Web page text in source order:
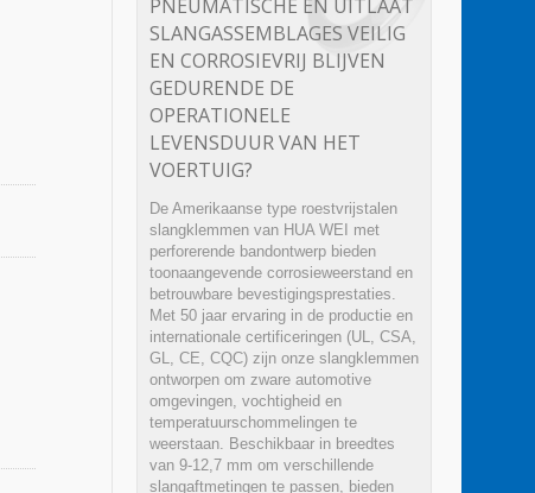
PNEUMATISCHE EN UITLAAT
SLANGASSEMBLAGES VEILIG
EN CORROSIEVRIJ BLIJVEN
GEDURENDE DE
OPERATIONELE
LEVENSDUUR VAN HET
VOERTUIG?
De Amerikaanse type roestvrijstalen
slangklemmen van HUA WEI met
perforerende bandontwerp bieden
toonaangevende corrosieweerstand en
betrouwbare bevestigingsprestaties.
Met 50 jaar ervaring in de productie en
internationale certificeringen (UL, CSA,
GL, CE, CQC) zijn onze slangklemmen
ontworpen om zware automotive
omgevingen, vochtigheid en
temperatuurschommelingen te
weerstaan. Beschikbaar in breedtes
van 9-12,7 mm om verschillende
slangaftmetingen te passen, bieden